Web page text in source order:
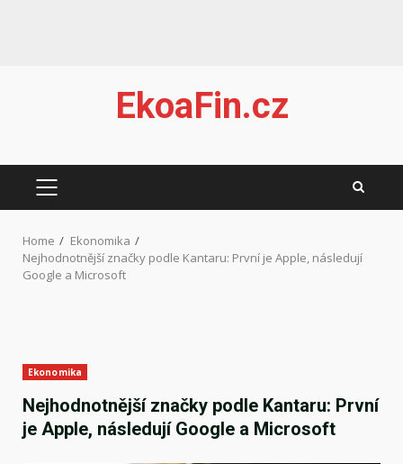
EkoaFin.cz
PRIMARY
Home
Ekonomika
Nejhodnotnější značky podle Kantaru: První je Apple, následují
Google a Microsoft
Ekonomika
Nejhodnotnější značky podle Kantaru: První
je Apple, následují Google a Microsoft